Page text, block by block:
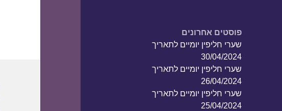
פוסטים אחרונים
שערי חליפין יומיים לתאריך
30/04/2024
שערי חליפין יומיים לתאריך
26/04/2024
שערי חליפין יומיים לתאריך
25/04/2024